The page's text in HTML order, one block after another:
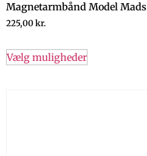
Magnetarmbånd Model Mads
225,00kr.
Vælg muligheder